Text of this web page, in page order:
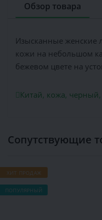
Обзор товара
Изысканные женские
кожи на небольшом
бежевом цвете на
Китай, кожа, черный,
Сопутствующие
ХИТ ПРОДАЖ
ПОПУЛЯРНЫЙ